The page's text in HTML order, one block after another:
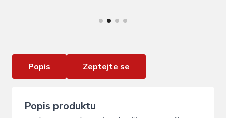
Popis Zeptejte se
Popis produktu